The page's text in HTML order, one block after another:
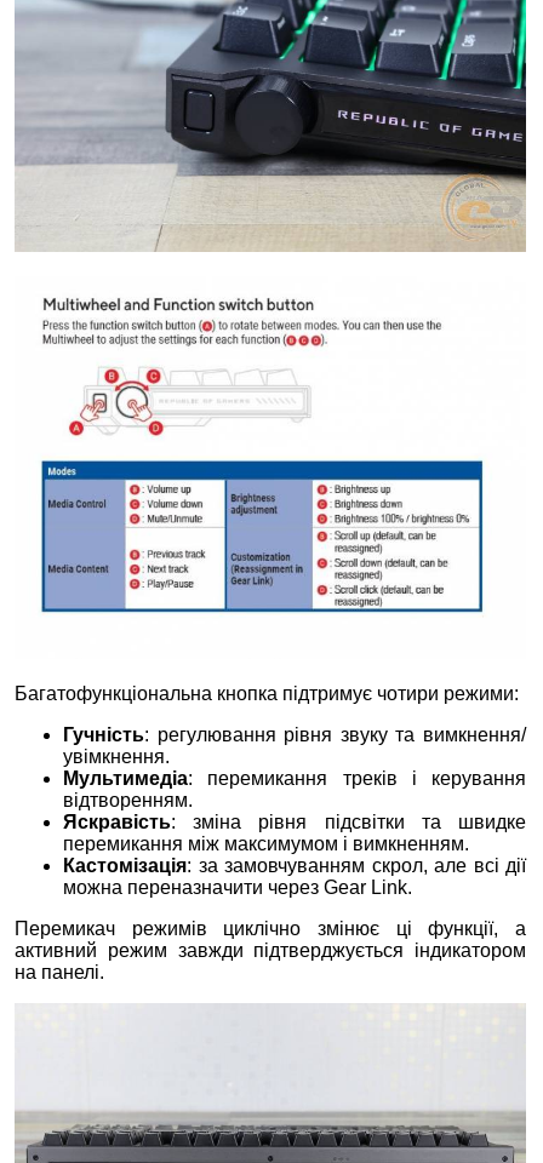
Багатофункціональна кнопка підтримує чотири режими:
Гучність: регулювання рівня звуку та вимкнення/
увімкнення.
Мультимедіа: перемикання треків і керування
відтворенням.
Яскравість: зміна рівня підсвітки та швидке
перемикання між максимумом і вимкненням.
Кастомізація: за замовчуванням скрол, але всі дії
можна переназначити через Gear Link.
Перемикач режимів циклічно змінює ці функції, а
активний режим завжди підтверджується індикатором
на панелі.